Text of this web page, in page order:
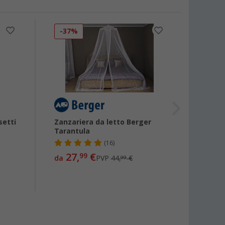
-37%
Zanzariera da letto Berger
Tarantula
(16)
da 27,99€PVP 44,99€